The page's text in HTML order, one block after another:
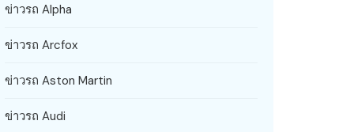
ข่าวรถ Alpha
ข่าวรถ Arcfox
ข่าวรถ Aston Martin
ข่าวรถ Audi